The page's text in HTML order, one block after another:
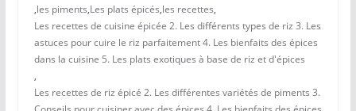
,les piments,Les plats épicés,les recettes,
Les recettes de cuisine épicée 2. Les différents types de riz 3. Les
astuces pour cuire le riz parfaitement 4. Les bienfaits des épices
dans la cuisine 5. Les plats exotiques à base de riz et d'épices
,
Les recettes de riz épicé 2. Les différentes variétés de piments 3.